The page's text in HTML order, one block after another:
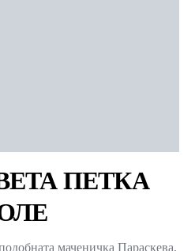
ПЕТКА
маченичка Параскева,